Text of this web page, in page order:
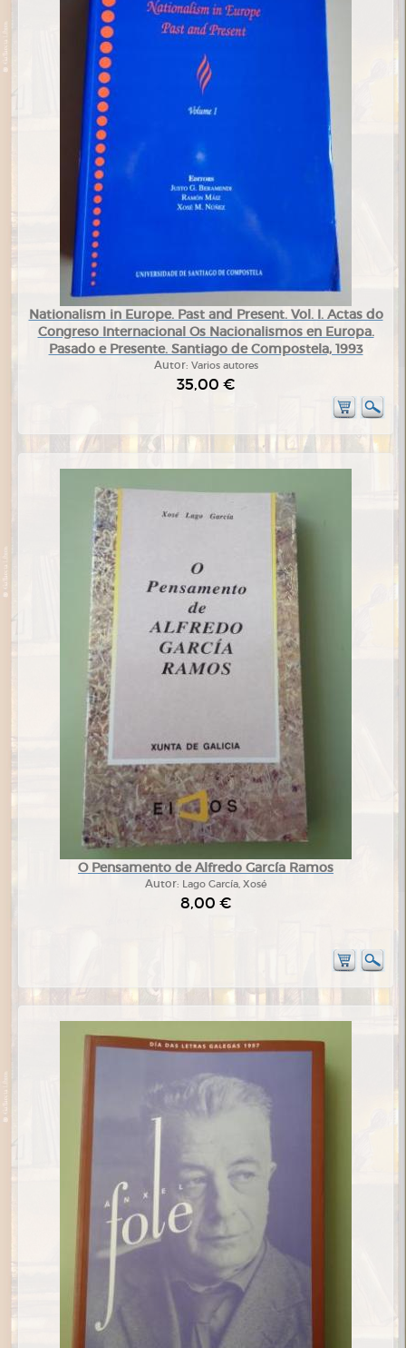
Nationalism in Europe. Past and Present. Vol. I. Actas do
Congreso Internacional Os Nacionalismos en Europa.
Pasado e Presente. Santiago de Compostela, 1993
Autor: Varios autores
35,00 €
O Pensamento de Alfredo García Ramos
Autor: Lago García, Xosé
8,00 €